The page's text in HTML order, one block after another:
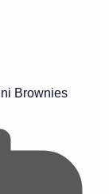
Brownies